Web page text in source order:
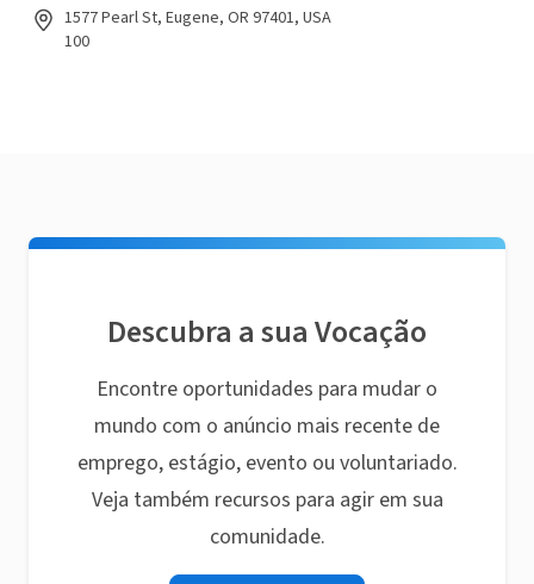
1577 Pearl St, Eugene, OR 97401, USA
100
Descubra a sua Vocação
Encontre oportunidades para mudar o
mundo com o anúncio mais recente de
emprego, estágio, evento ou voluntariado.
Veja também recursos para agir em sua
comunidade.